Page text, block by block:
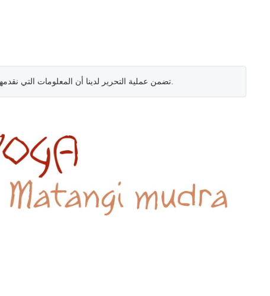
تضمن عملية التحرير لدينا أن المعلومات التي